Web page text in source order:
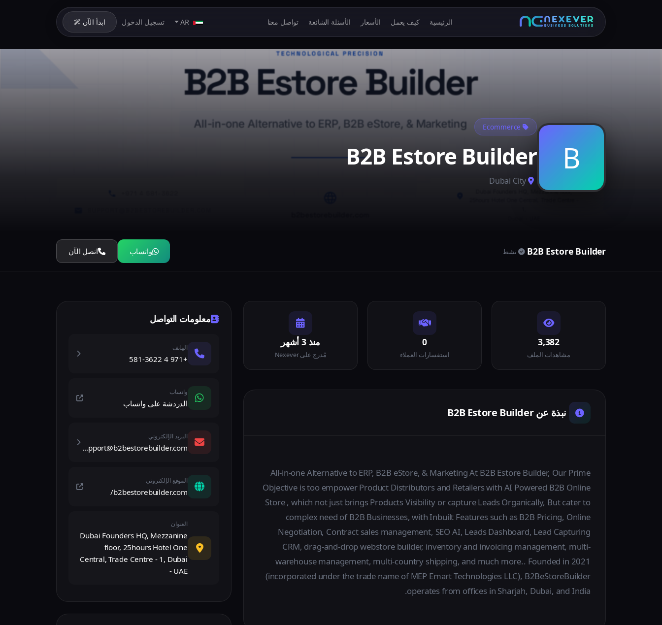
الرئيسية كيف يعمل الأسعار الأسئلة الشائعة تواصل معنا AR تسجيل الدخول ابدأ الآن
B
Ecommerce
B2B Estore Builder
Dubai City
B2B Estore Builder نشط واتساب اتصل الآن
3,382
مشاهدات الملف
0
استفسارات العملاء
منذ 3 أشهر
مُدرج على Nexever
نبذة عن B2B Estore Builder
All-in-one Alternative to ERP, B2B eStore, & Marketing At B2B Estore Builder, Our Prime
Objective is too empower Product Distributors and Retailers with AI Powered B2B Online
Store , which not just brings Products Visibility or capture Leads Organically, But cater to
complex need of B2B Businesses, with Inbuilt Features such as B2B Pricing, Online
Negotiation, Contract sales management, SEO AI, Leads Dashboard, Lead Capturing
CRM, drag-and-drop webstore builder, inventory and invoicing management, multi-
warehouse management, multi-country shipping, and much more.. Founded in 2021
(incorporated under the trade name of MEP Emart Technologies LLC), B2BeStoreBuilder
operates from offices in Sharjah, Dubai, and India.
معلومات التواصل
الهاتف
+971 4 581-3622
واتساب
الدردشة على واتساب
البريد الإلكتروني
support@b2bestorebuilder.com
الموقع الإلكتروني
b2bestorebuilder.com/
العنوان
Dubai Founders HQ, Mezzanine
floor, 25hours Hotel One
Central, Trade Centre - 1, Dubai
- UAE